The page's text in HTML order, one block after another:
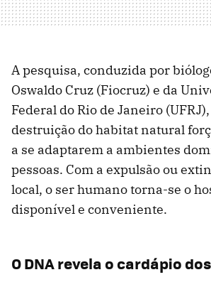
A pesquisa, conduzida por
Oswaldo Cruz (Fiocruz) e da
Federal do Rio de Janeiro
destruição do habitat natural
a se adaptarem a ambientes
pessoas. Com a expulsão ou
local, o ser humano torna-se o
disponível e conveniente.
O DNA revela o cardápio